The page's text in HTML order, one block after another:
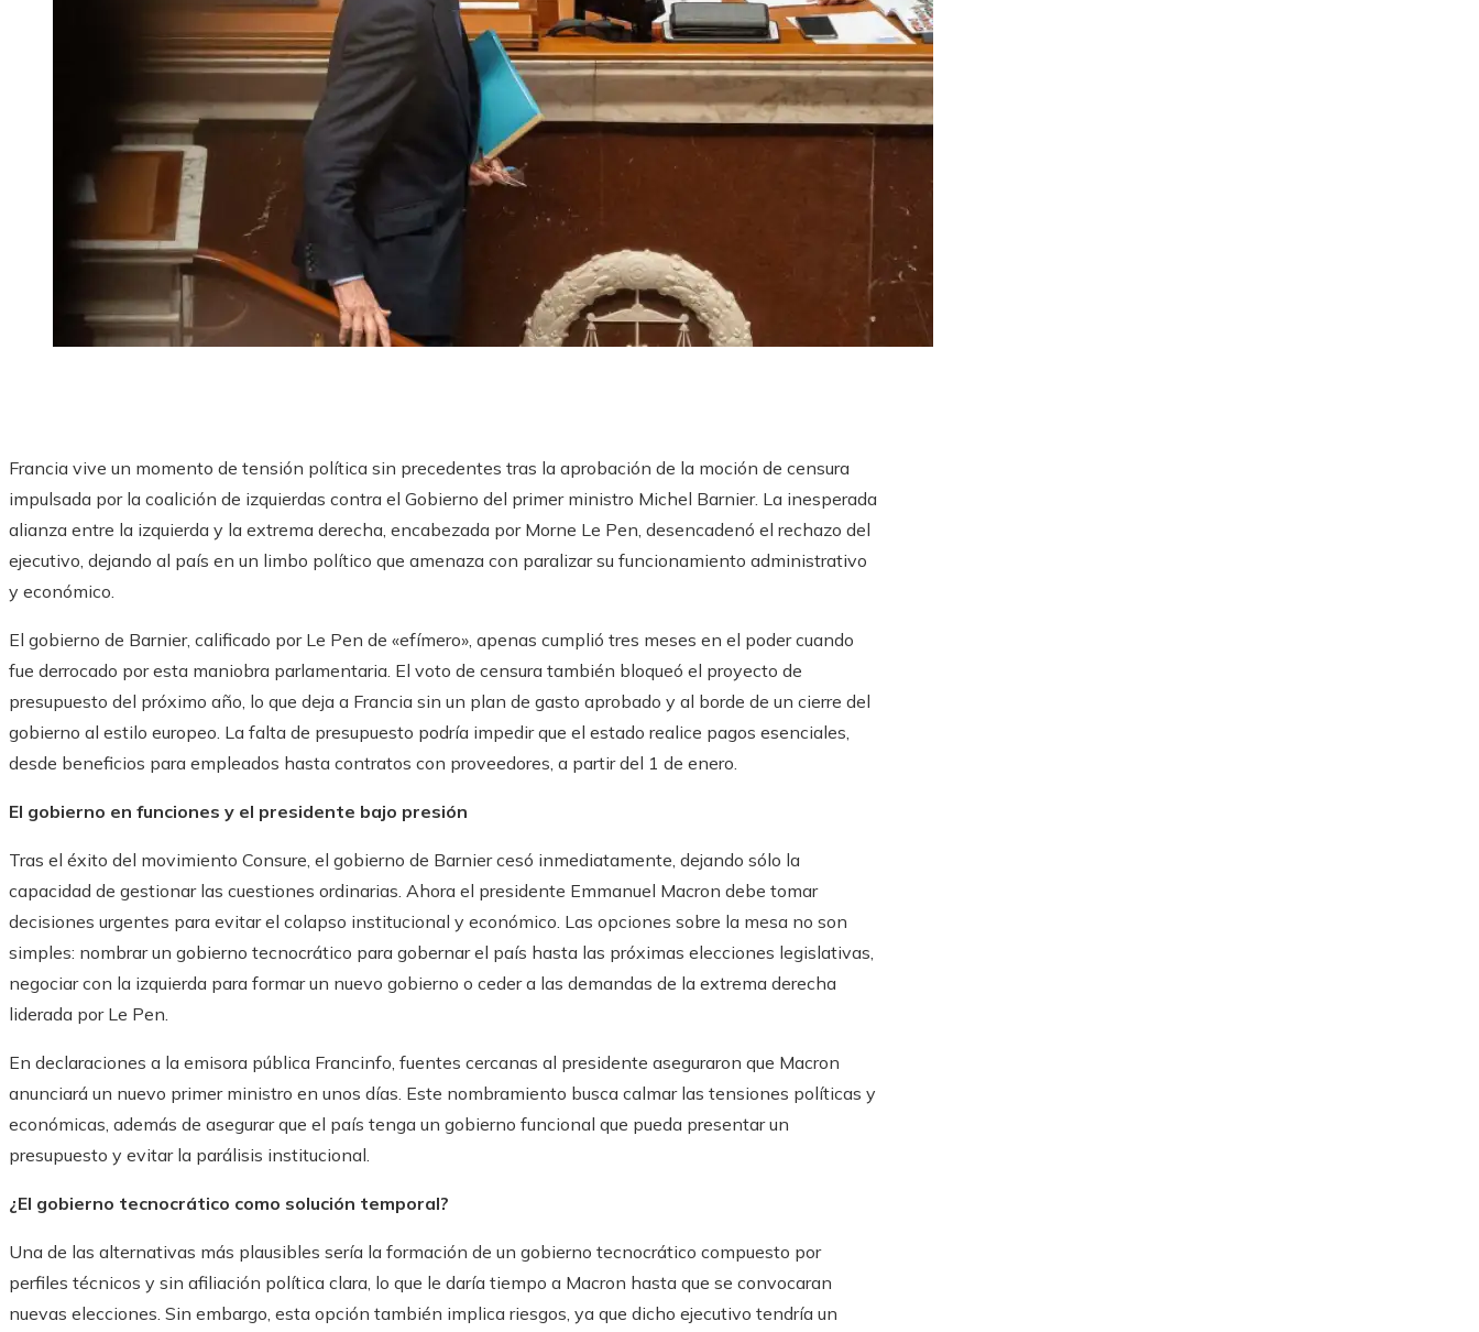
Francia vive un momento de tensión política sin precedentes tras la aprobación de la moción de censura
impulsada por la coalición de izquierdas contra el Gobierno del primer ministro Michel Barnier. La inesperada
alianza entre la izquierda y la extrema derecha, encabezada por Morne Le Pen, desencadenó el rechazo del
ejecutivo, dejando al país en un limbo político que amenaza con paralizar su funcionamiento administrativo
y económico.
El gobierno de Barnier, calificado por Le Pen de «efímero», apenas cumplió tres meses en el poder cuando
fue derrocado por esta maniobra parlamentaria. El voto de censura también bloqueó el proyecto de
presupuesto del próximo año, lo que deja a Francia sin un plan de gasto aprobado y al borde de un cierre del
gobierno al estilo europeo. La falta de presupuesto podría impedir que el estado realice pagos esenciales,
desde beneficios para empleados hasta contratos con proveedores, a partir del 1 de enero.
El gobierno en funciones y el presidente bajo presión
Tras el éxito del movimiento Consure, el gobierno de Barnier cesó inmediatamente, dejando sólo la
capacidad de gestionar las cuestiones ordinarias. Ahora el presidente Emmanuel Macron debe tomar
decisiones urgentes para evitar el colapso institucional y económico. Las opciones sobre la mesa no son
simples: nombrar un gobierno tecnocrático para gobernar el país hasta las próximas elecciones legislativas,
negociar con la izquierda para formar un nuevo gobierno o ceder a las demandas de la extrema derecha
liderada por Le Pen.
En declaraciones a la emisora ​​pública Francinfo, fuentes cercanas al presidente aseguraron que Macron
anunciará un nuevo primer ministro en unos días. Este nombramiento busca calmar las tensiones políticas y
económicas, además de asegurar que el país tenga un gobierno funcional que pueda presentar un
presupuesto y evitar la parálisis institucional.
¿El gobierno tecnocrático como solución temporal?
Una de las alternativas más plausibles sería la formación de un gobierno tecnocrático compuesto por
perfiles técnicos y sin afiliación política clara, lo que le daría tiempo a Macron hasta que se convocaran
nuevas elecciones. Sin embargo, esta opción también implica riesgos, ya que dicho ejecutivo tendría un